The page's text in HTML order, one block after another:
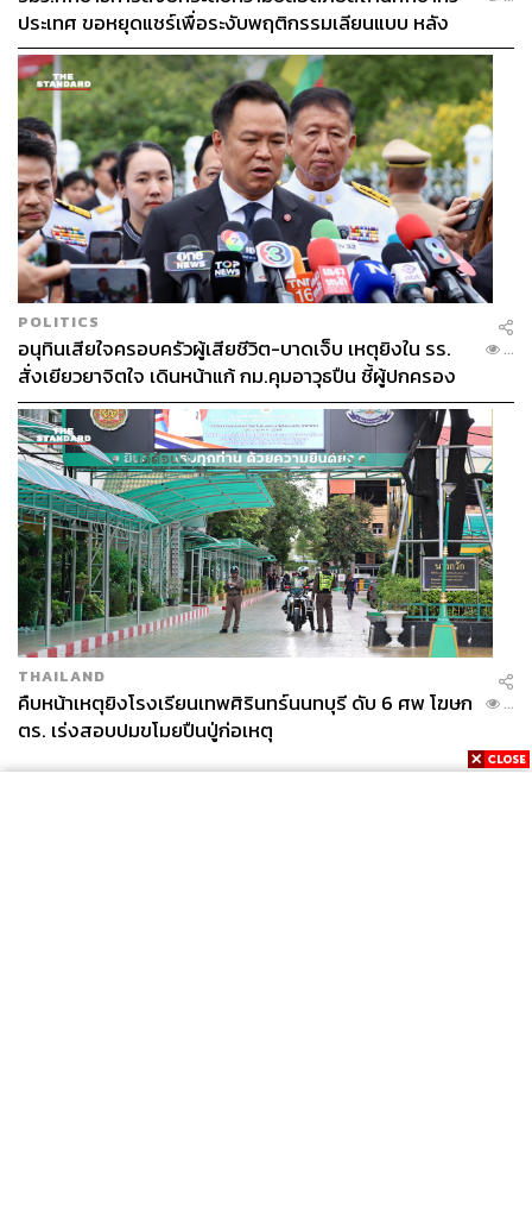
ประเทศ ขอหยุดแชร์เพื่อระงับพฤติกรรมเลียนแบบ หลัง
เหตุยิงในโรงเรียน
POLITICS
อนุทินเสียใจครอบครัวผู้เสียชีวิต-บาดเจ็บ เหตุยิงใน รร.
สั่งเยียวยาจิตใจ เดินหน้าแก้ กม.คุมอาวุธปืน ชี้ผู้ปกครอง
ต้องร่วมรับผิดชอบ
...
THAILAND
คืบหน้าเหตุยิงโรงเรียนเทพศิรินทร์นนทบุรี ดับ 6 ศพ โฆษก
ตร. เร่งสอบปมขโมยปืนปู่ก่อเหตุ
...